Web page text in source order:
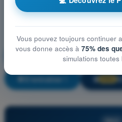
Limitations des
S'entraîner ! 🔒
Vous pouvez toujours continuer
vous donne accès à 75% des
simulations